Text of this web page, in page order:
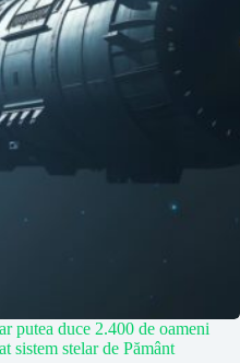
putea duce 2.400 de oameni
sistem stelar de Pământ